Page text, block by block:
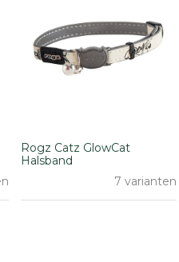
Rogz Catz GlowCat
Halsband
7 varianten